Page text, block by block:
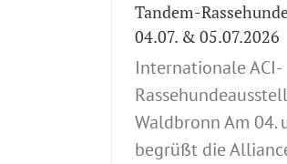
Tandem-
04.07. & 05.07.2026
Internationale ACI-
Waldbronn Am 04.
begrüßt die